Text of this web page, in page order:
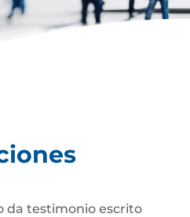
da testimonio escrito